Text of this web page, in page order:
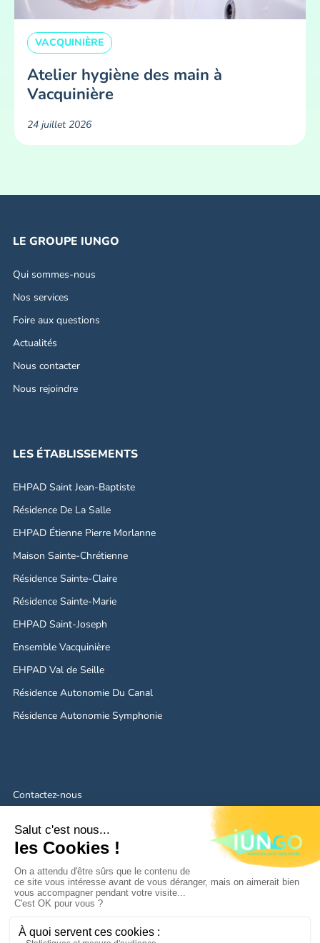
VACQUINIÈRE
Atelier hygiène des main à
Vacquinière
24 juillet 2026
LE GROUPE IUNGO
Qui sommes-nous
Nos services
Foire aux questions
Actualités
Nous contacter
Nous rejoindre
LES ÉTABLISSEMENTS
EHPAD Saint Jean-Baptiste
Résidence De La Salle
EHPAD Étienne Pierre Morlanne
Maison Sainte-Chrétienne
Résidence Sainte-Claire
Résidence Sainte-Marie
EHPAD Saint-Joseph
Ensemble Vacquinière
EHPAD Val de Seille
Résidence Autonomie Du Canal
Résidence Autonomie Symphonie
Contactez-nous